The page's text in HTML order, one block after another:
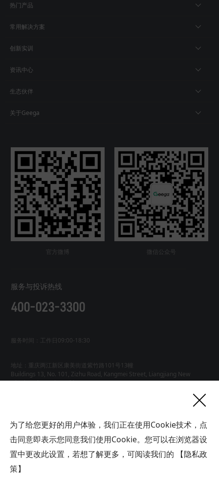
热门产品
常用解决方案
创新实训
资讯中心
生态伙伴
关于Geega
官方微博 微信公众号
服务与投诉热线
400-023-3300
服务时间：工作日09:00-18:30
地址：重庆两江新区康美街道紫竹路101号13幢
Buildings 13, No. 101, Zizhu Road, Kangmei Street, Liangjiang New
网站地图 工业AI智能体
版权所有广域铭岛数字科技有限公司 GYMD Digital Technology
Co.,
帮助中心
我们
为了给您更好的用户体验，我们正在使用Cookie技术，点
击同意即表示您同意我们使用Cookie。您可以在浏览器设
置中更改此设置，若想了解更多，可阅读我们的
【隐私政
策】